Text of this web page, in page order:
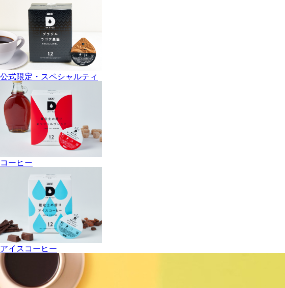
公式限定・スペシャルティ
コーヒー
アイスコーヒー